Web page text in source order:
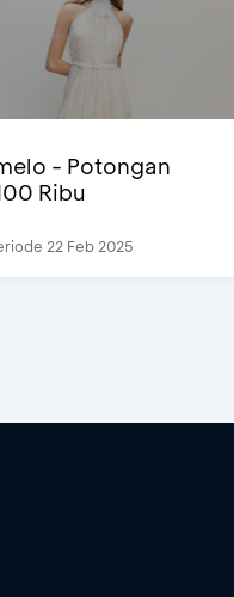
- Potongan
Ribu
22 Feb 2025